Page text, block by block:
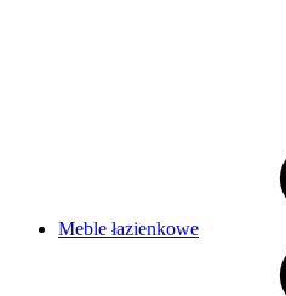
Meble łazienkowe